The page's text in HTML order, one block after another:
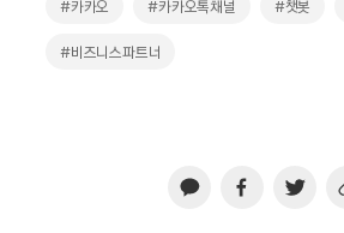
#카카오 #카카오톡채널 #챗봇
#비즈니스파트너